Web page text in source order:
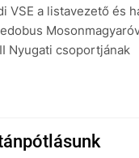
VSE a listavezető és
Nyugati csoportjának